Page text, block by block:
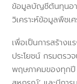
ข้อมูลบัญชีต้นทุนอา
วิเคราะห์ข้อมูลพืชเ
เพื่อเป็นการสร้างแ
ประโยชน์ กรมตร
พฤษภาคมของทุก